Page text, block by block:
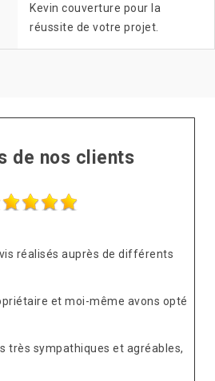
Kevin couverture pour la
réussite de votre projet.
de nos clients
réalisés auprès de différents
et moi-même avons opté
très sympathiques et agréables,